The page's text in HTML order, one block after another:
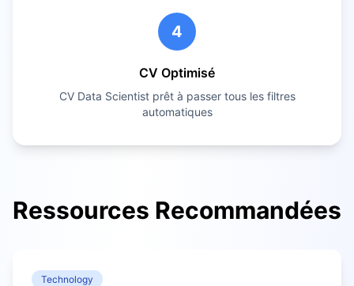
4
CV Optimisé
CV Data Scientistprêt à passer tous les filtres
automatiques
Ressources Recommandées
Technology